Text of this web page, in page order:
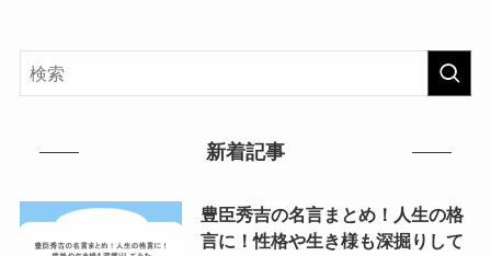
新着記事
豊臣秀吉の名言まとめ！人生の格
言に！性格や生き様も深掘りして